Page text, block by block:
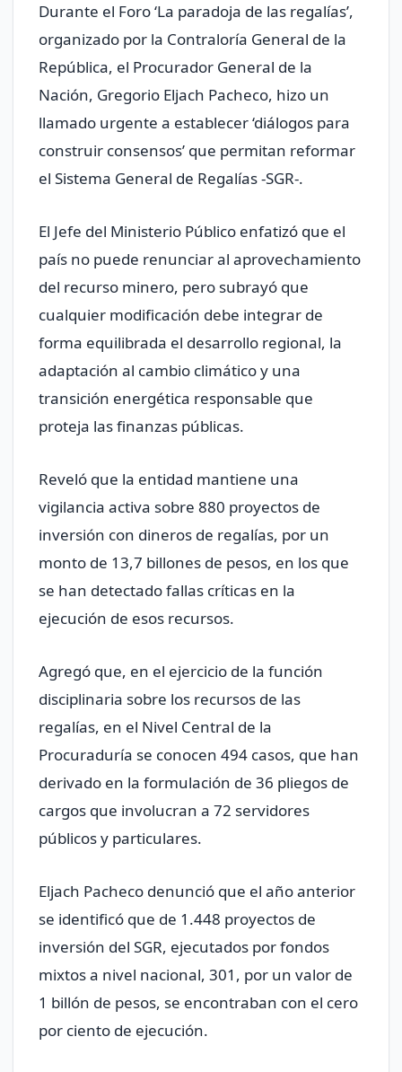
Durante el Foro ‘La paradoja de las regalías’,
organizado por la Contraloría General de la
República, el Procurador General de la
Nación, Gregorio Eljach Pacheco, hizo un
llamado urgente a establecer ‘diálogos para
construir consensos’ que permitan reformar
el Sistema General de Regalías -SGR-.
El Jefe del Ministerio Público enfatizó que el
país no puede renunciar al aprovechamiento
del recurso minero, pero subrayó que
cualquier modificación debe integrar de
forma equilibrada el desarrollo regional, la
adaptación al cambio climático y una
transición energética responsable que
proteja las finanzas públicas.
Reveló que la entidad mantiene una
vigilancia activa sobre 880 proyectos de
inversión con dineros de regalías, por un
monto de 13,7 billones de pesos, en los que
se han detectado fallas críticas en la
ejecución de esos recursos.
Agregó que, en el ejercicio de la función
disciplinaria sobre los recursos de las
regalías, en el Nivel Central de la
Procuraduría se conocen 494 casos, que han
derivado en la formulación de 36 pliegos de
cargos que involucran a 72 servidores
públicos y particulares.
Eljach Pacheco denunció que el año anterior
se identificó que de 1.448 proyectos de
inversión del SGR, ejecutados por fondos
mixtos a nivel nacional, 301, por un valor de
1 billón de pesos, se encontraban con el cero
por ciento de ejecución.